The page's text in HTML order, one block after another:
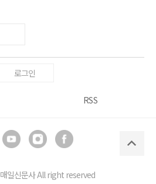
로그인
RSS
매일신문사All right reserved